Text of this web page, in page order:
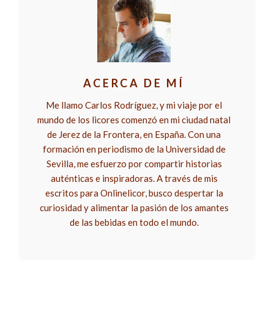
ACERCA DE MÍ
Me llamo Carlos Rodríguez, y mi viaje por el
mundo de los licores comenzó en mi ciudad natal
de Jerez de la Frontera, en España. Con una
formación en periodismo de la Universidad de
Sevilla, me esfuerzo por compartir historias
auténticas e inspiradoras. A través de mis
escritos para Onlinelicor, busco despertar la
curiosidad y alimentar la pasión de los amantes
de las bebidas en todo el mundo.